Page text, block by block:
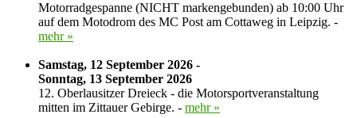
Motorradgespanne (NICHT markengebunden) ab 10:00 Uhr
auf dem Motodrom des MC Post am Cottaweg in Leipzig. -
mehr »
Samstag, 12 September 2026 -
Sonntag, 13 September 2026
12. Oberlausitzer Dreieck - die Motorsportveranstaltung
mitten im Zittauer Gebirge. - mehr »